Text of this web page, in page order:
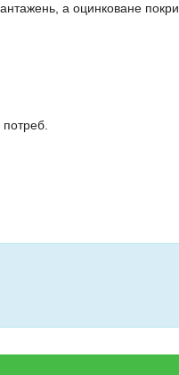
а оцинковане